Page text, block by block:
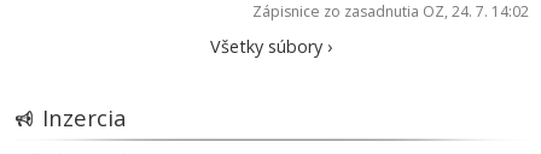
Zápisnice zo zasadnutia OZ, 24. 7. 14:02
Všetky súbory ›
Inzercia